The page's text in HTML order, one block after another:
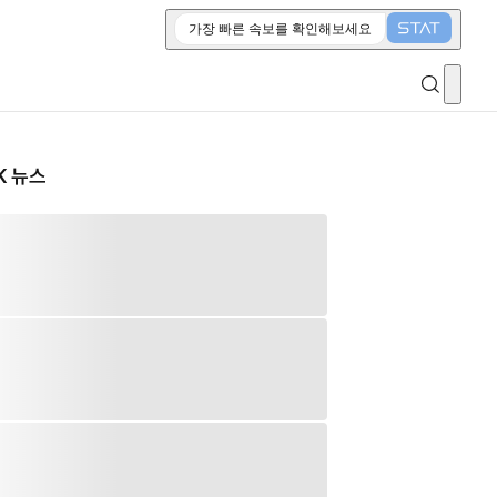
가장 빠른 속보를 확인해보세요
뉴스